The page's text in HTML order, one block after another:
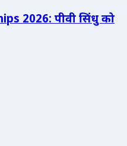
2026: पीवी सिंधु को